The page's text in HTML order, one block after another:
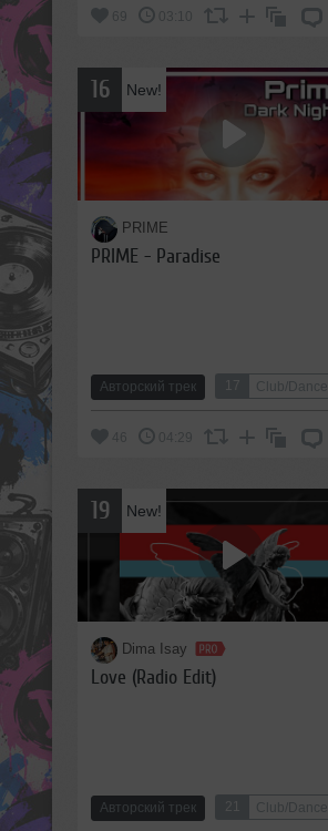
69 03:10
16 New!
PRIME
PRIME - Paradise
Авторский трек 17 Club/Dance
46 04:29
19 New!
Dima Isay
Love (Radio Edit)
Авторский трек 21 Club/Dance